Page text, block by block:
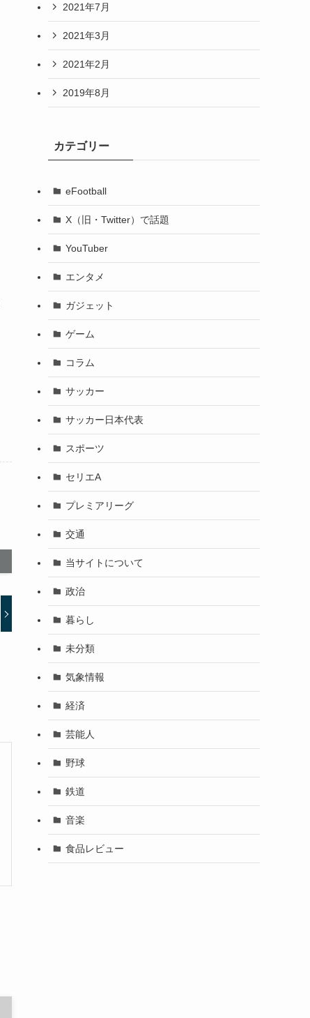
2021年7月
2021年3月
2021年2月
2019年8月
カテゴリー
eFootball
X（旧・Twitter）で話題
YouTuber
エンタメ
ガジェット
ゲーム
コラム
サッカー
サッカー日本代表
スポーツ
セリエA
プレミアリーグ
交通
当サイトについて
政治
暮らし
未分類
気象情報
経済
芸能人
野球
鉄道
音楽
食品レビュー